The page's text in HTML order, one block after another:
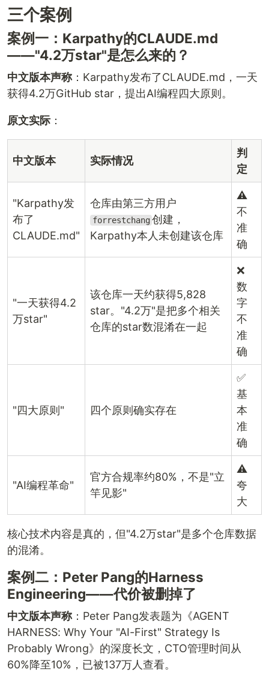
三个案例
案例一：Karpathy的CLAUDE.md
——"4.2万star"是怎么来的？
中文版本声称 ：Karpathy发布了CLAUDE.md，一天
获得4.2万GitHub star，提出AI编程四大原则。
原文实际 ：
中文版本 实际情况
判
定
"Karpathy发
布了
CLAUDE.md"
仓库由第三方用户
forrestchang 创建，
Karpathy本人未创建该仓库
⚠️
不
准
确
"一天获得4.2
万star"
该仓库一天约获得5,828
star。"4.2万"是把多个相关
仓库的star数混淆在一起
❌
数
字
不
准
确
"四大原则" 四个原则确实存在
✅
基
本
准
确
"AI编程革命"
官方合规率约80%，不是"立
竿见影"
⚠️
夸
大
核心技术内容是真的，但"4.2万star"是多个仓库数据
的混淆。
案例二：Peter Pang的Harness
Engineering——代价被删掉了
中文版本声称 ：Peter Pang发表题为《AGENT
HARNESS: Why Your "AI-First" Strategy Is
Probably Wrong》的深度长文，CTO管理时间从
60%降至10%，已被137万人查看。